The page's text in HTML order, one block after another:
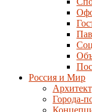
Россия и Мир
Города-